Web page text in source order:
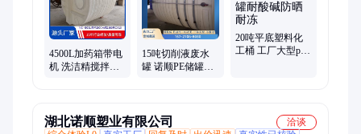
4500L加药箱带电
机 洗洁精搅拌桶
15吨切削液废水
罐 诺顺PE储罐防
20吨平底塑料化
工桶 工厂大型pe
湖北诺顺塑业有限公司
洽谈